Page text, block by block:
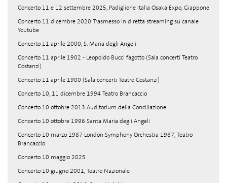
Concerto 11 e 12 settembre 2025, Padiglione Italia Osaka Expo, Giappone
Concerto 11 dicembre 2020 Trasmesso in diretta streaming su canale
Youtube
Concerto 11 aprile 2000, S. Maria degli Angeli
Concerto 11 aprile 1902 - Leopoldo Bucci fagotto (Sala concerti Teatro
Costanzi)
Concerto 11 aprile 1900 (Sala concerti Teatro Costanzi)
Concerto 10, 11 dicembre 1994 Teatro Brancaccio
Concerto 10 ottobre 2013 Auditorium della Conciliazione
Concerto 10 ottobre 1996 Santa Maria degli Angeli
Concerto 10 marzo 1987 London Symphony Orchestra 1987, Teatro
Brancaccio
Concerto 10 maggio 2025
Concerto 10 giugno 2001, Teatro Nazionale